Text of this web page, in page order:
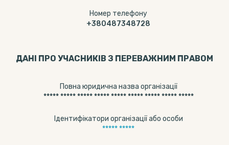
Номер телефону
+380487348728
ДАНІ ПРО УЧАСНИКІВ З ПЕРЕВАЖНИМ ПРАВОМ
Повна юридична назва організації
***** ***** ***** ***** ***** ***** ***** ***** *****
Ідентифікатори організації або особи
***** *****